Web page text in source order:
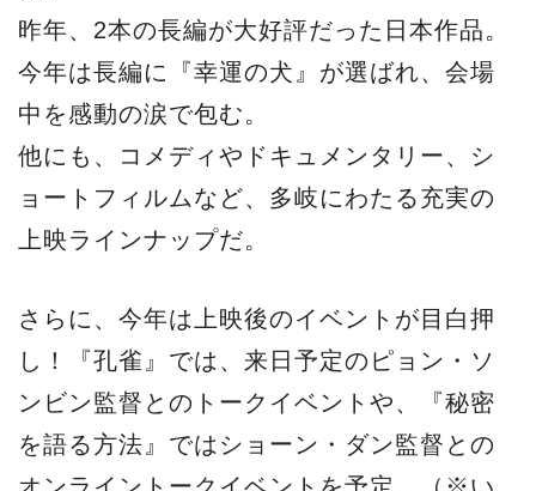
し！『孔雀』では、来日予定のピョン・ソ
ンビン監督とのトークイベントや、『秘密
を語る方法』ではショーン・ダン監督との
オンライントークイベントを予定。（※い
ずれもスパイラルホールのみ）。また、
2017年（第26回）以来、6年ぶりとなる
ン』の開催が決定！日本人の映像作家たち
による渾身のショートフィルム7本を上映
し、観客の皆さんの投票によりグランプリ
作品が決定する。『レインボー・リール・
コンペティション』でもキャスト・監督た